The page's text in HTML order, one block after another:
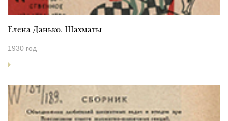
Елена Данько. Шахматы
1930 год